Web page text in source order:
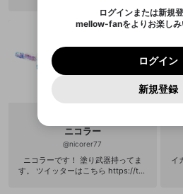
は
に
は
ニコラー
@nicorer77
ニコラーです！ 塗り武器持ってま
す。 ツイッターはこちら https://twi
イ
キャンセル
キャンセル OK
動画プレイリスト
動画のプレイリストを一つ選択
ることができます。
動画プレイリストを選択
動画プレイリストが
確認しました
Google
Yahoo!
Appleでサイン
mellow-fanの プライ
で、次にお進みください
次にお進みください。
アカウント
Google
Yahoo!
Appleでサイ
mellow-fanの プライ
で、次にお進みください
ログイン
パスワードを忘れた方はこちら
アカウントをお持ちですか？ア
ログインまたは新規
mellow-fanをよりお楽しみ
ログイン
新規登録
再設定する
のでご確認ください
OK
ご登録いただいた情報はサー
として使用いたします。
一部サービスをご利用いただ
登録が必要です。
メイン及びcs.openrec.co.jpド
定に含まれていないかご確認く
入力
著作権の侵害
なりすまし行為
出会いを誘導する行為
ねずみ講やマルチ商法
報告された問題については、利用
どうかをスタッフが確認します。
用することは、利用規約違反にな
閉じる
Discordアカウントを作
Discordは第三者が提供するコミュニ
mellow-fanとは関わりがありません
問い合わせにはお答えすることがで
様変更により、限定コミュニティ特
します。
外部サービスとのID連携に関する